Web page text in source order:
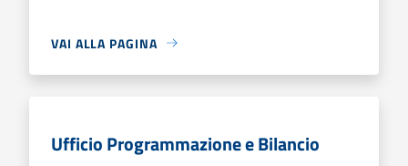
VAI ALLA PAGINA
Ufficio Programmazione e Bilancio